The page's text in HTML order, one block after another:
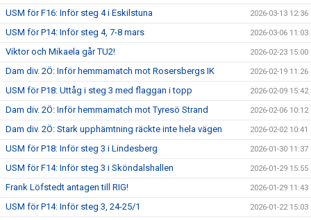
USM för F16: Inför steg 4 i Eskilstuna 2026-03-13 12:36
USM för P14: Inför steg 4, 7-8 mars 2026-03-06 11:03
Viktor och Mikaela går TU2! 2026-02-23 15:00
Dam div. 2Ö: Inför hemmamatch mot Rosersbergs IK 2026-02-19 11:26
USM för P18: Uttåg i steg 3 med flaggan i topp 2026-02-09 15:42
Dam div. 2Ö: Inför hemmamatch mot Tyresö Strand 2026-02-06 10:12
Dam div. 2Ö: Stark upphämtning räckte inte hela vägen 2026-02-02 10:41
USM för P18: Inför steg 3 i Lindesberg 2026-01-30 11:37
USM för F14: Inför steg 3 i Sköndalshallen 2026-01-29 15:55
Frank Löfstedt antagen till RIG! 2026-01-29 11:43
USM för P14: Inför steg 3, 24-25/1 2026-01-22 15:03